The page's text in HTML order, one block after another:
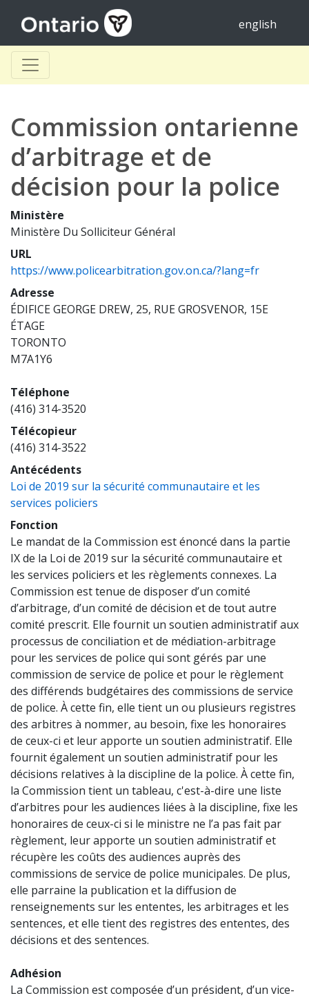
english
Commission ontarienne
d’arbitrage et de
décision pour la police
Ministère
Ministère Du Solliciteur Général
URL
https://www.policearbitration.gov.on.ca/?lang=fr
Adresse
ÉDIFICE GEORGE DREW, 25, RUE GROSVENOR, 15E
ÉTAGE
TORONTO
M7A1Y6
Téléphone
(416) 314-3520
Télécopieur
(416) 314-3522
Antécédents
Loi de 2019 sur la sécurité communautaire et les
services policiers
Fonction
Le mandat de la Commission est énoncé dans la partie
IX de la Loi de 2019 sur la sécurité communautaire et
les services policiers et les règlements connexes. La
Commission est tenue de disposer d’un comité
d’arbitrage, d’un comité de décision et de tout autre
comité prescrit. Elle fournit un soutien administratif aux
processus de conciliation et de médiation-arbitrage
pour les services de police qui sont gérés par une
commission de service de police et pour le règlement
des différends budgétaires des commissions de service
de police. À cette fin, elle tient un ou plusieurs registres
des arbitres à nommer, au besoin, fixe les honoraires
de ceux-ci et leur apporte un soutien administratif. Elle
fournit également un soutien administratif pour les
décisions relatives à la discipline de la police. À cette fin,
la Commission tient un tableau, c'est-à-dire une liste
d’arbitres pour les audiences liées à la discipline, fixe les
honoraires de ceux-ci si le ministre ne l’a pas fait par
règlement, leur apporte un soutien administratif et
récupère les coûts des audiences auprès des
commissions de service de police municipales. De plus,
elle parraine la publication et la diffusion de
renseignements sur les ententes, les arbitrages et les
sentences, et elle tient des registres des ententes, des
décisions et des sentences.
Adhésion
La Commission est composée d’un président, d’un vice-